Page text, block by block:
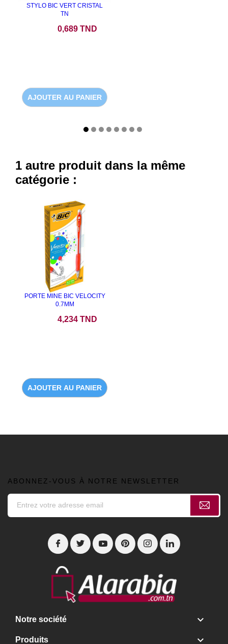
STYLO BIC VERT CRISTAL
TN
0,689 TND
AJOUTER AU PANIER
1 autre produit dans la même
catégorie :
PORTE MINE BIC VELOCITY
0.7MM
4,234 TND
AJOUTER AU PANIER
ABONNEZ-VOUS À NOTRE NEWSLETTER
Notre société 
Produits 